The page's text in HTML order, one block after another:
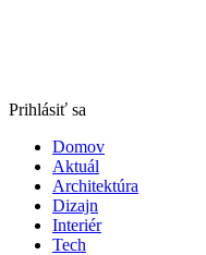
Prihlásiť sa
Domov
Aktuál
Architektúra
Dizajn
Interiér
Tech